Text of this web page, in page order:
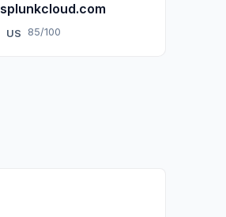
splunkcloud.com
US 85/100